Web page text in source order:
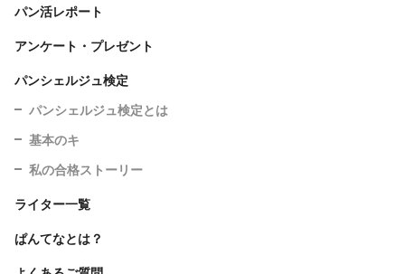
パン活レポート
アンケート・プレゼント
パンシェルジュ検定
パンシェルジュ検定とは
基本のキ
私の合格ストーリー
ライター一覧
ぱんてなとは？